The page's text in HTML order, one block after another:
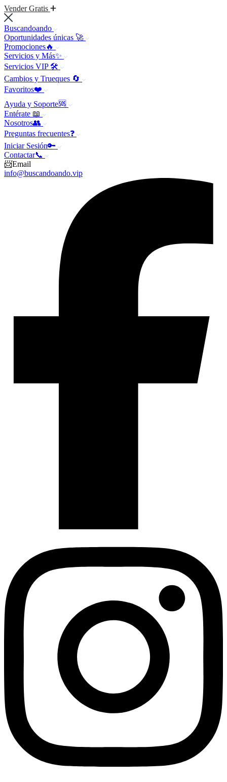
Vender Gratis
Buscandoando
Oportunidades únicas 🚀
Promociones🔥
Servicios y Más✨
Servicios VIP 🛠️
Cambios y Trueques 🔄
Favoritos❤️
Ayuda y Soporte🆘
Entérate 📖
Nosotros👥
Preguntas frecuentes❓
Iniciar Sesión🔑
Contactar📞
📨Email
info@buscandoando.vip